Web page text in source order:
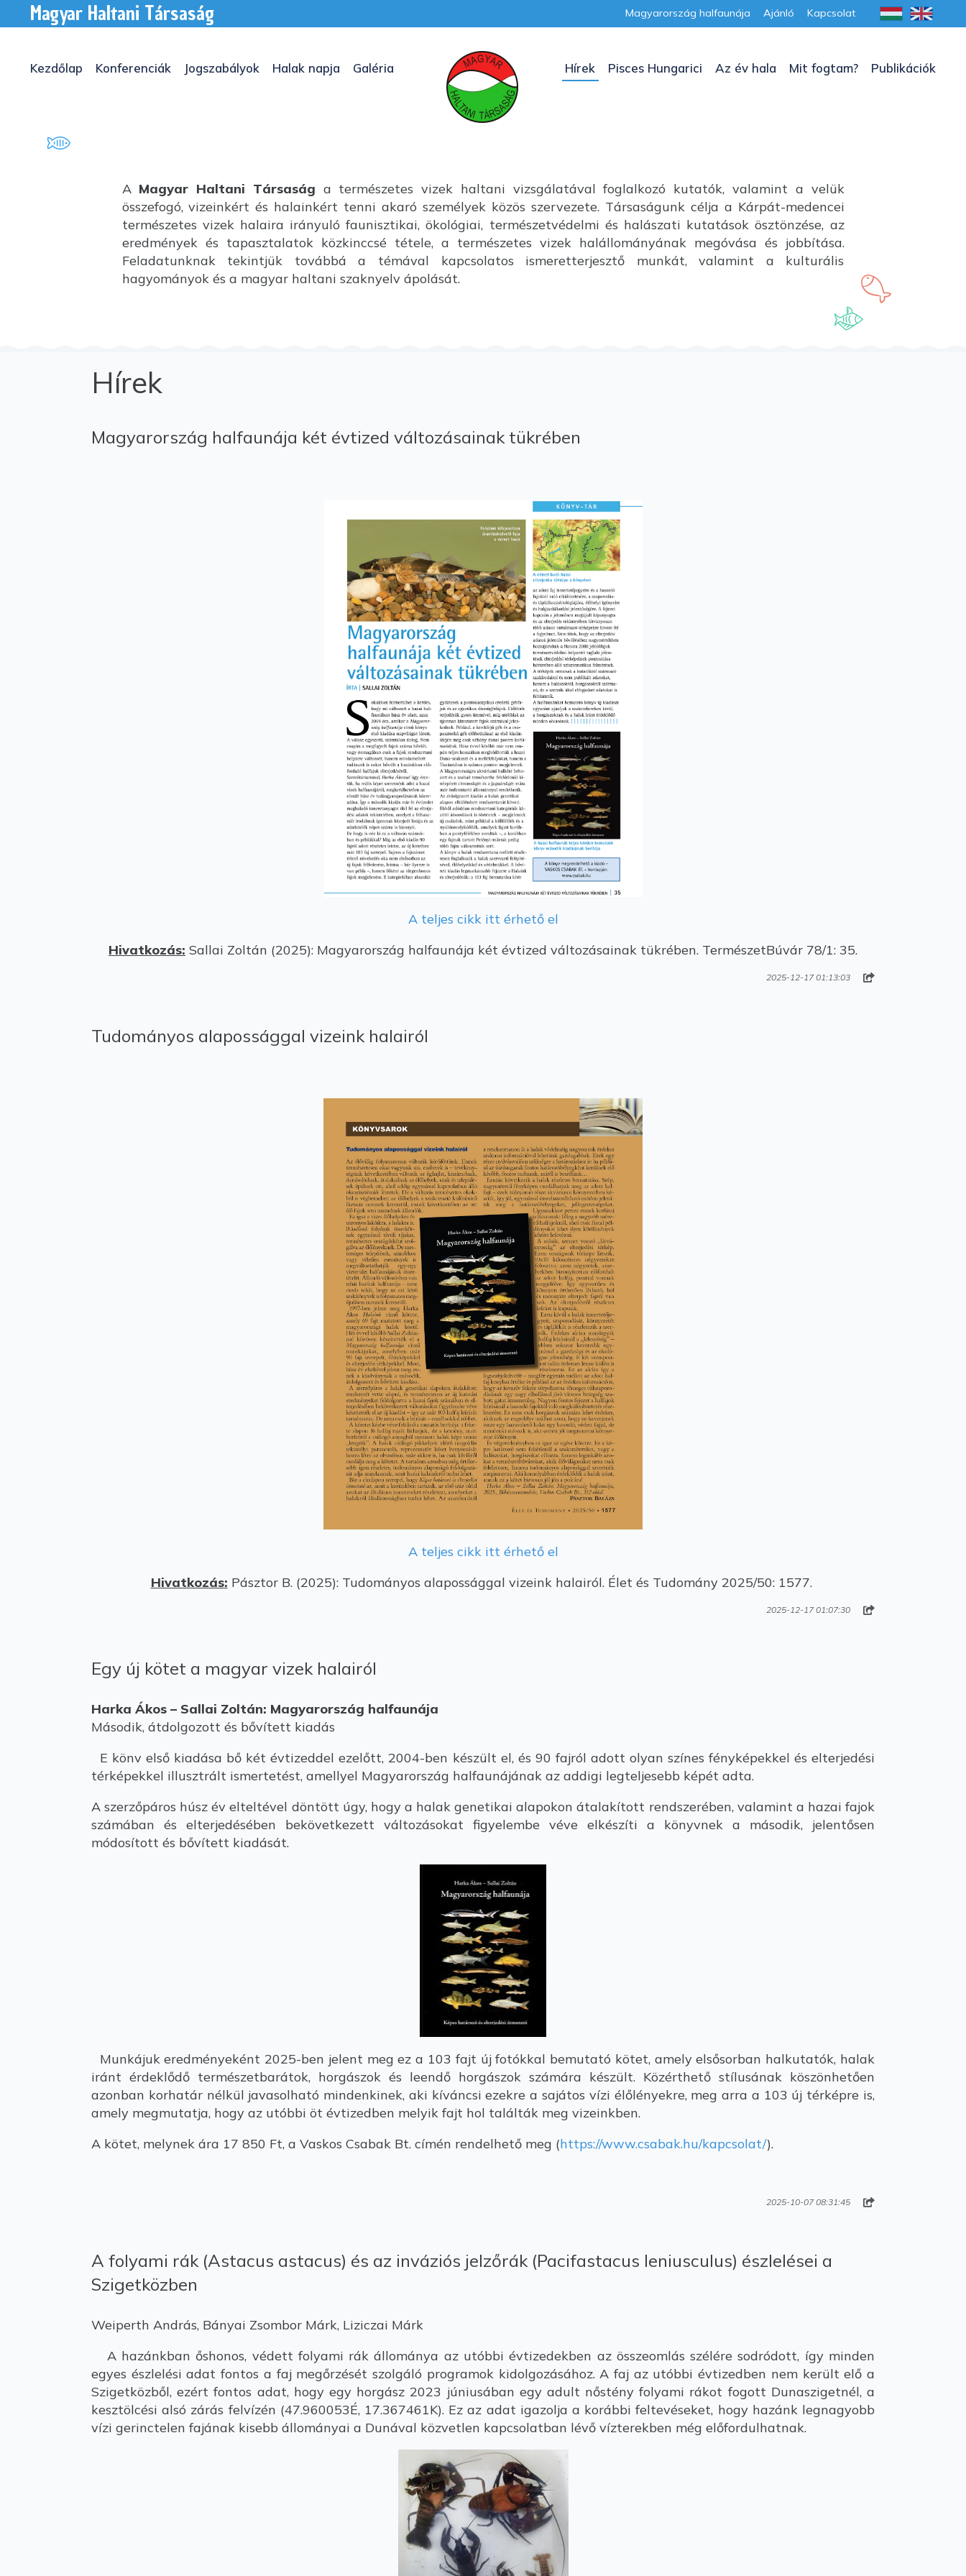
Magyar Haltani Társaság Magyarország halfaunája Ajánló Kapcsolat
Kezdőlap Konferenciák Jogszabályok Halak napja Galéria Hírek Pisces Hungarici Az év hala Mit fogtam? Publikációk
A Magyar Haltani Társaság a természetes vizek haltani vizsgálatával foglalkozó kutatók, valamint a velük
összefogó, vizeinkért és halainkért tenni akaró személyek közös szervezete. Társaságunk célja a Kárpát-medencei
természetes vizek halaira irányuló faunisztikai, ökológiai, természetvédelmi és halászati kutatások ösztönzése, az
eredmények és tapasztalatok közkinccsé tétele, a természetes vizek halállományának megóvása és jobbítása.
Feladatunknak tekintjük továbbá a témával kapcsolatos ismeretterjesztő munkát, valamint a kulturális
hagyományok és a magyar haltani szaknyelv ápolását.
Hírek
Magyarország halfaunája két évtized változásainak tükrében
A teljes cikk itt érhető el
Hivatkozás: Sallai Zoltán (2025): Magyarország halfaunája két évtized változásainak tükrében. TermészetBúvár 78/1: 35.
2025-12-17 01:13:03
Tudományos alapossággal vizeink halairól
A teljes cikk itt érhető el
Hivatkozás: Pásztor B. (2025): Tudományos alapossággal vizeink halairól. Élet és Tudomány 2025/50: 1577.
2025-12-17 01:07:30
Egy új kötet a magyar vizek halairól
Harka Ákos – Sallai Zoltán: Magyarország halfaunája
Második, átdolgozott és bővített kiadás
E könv első kiadása bő két évtizeddel ezelőtt, 2004-ben készült el, és 90 fajról adott olyan színes fényképekkel és elterjedési
térképekkel illusztrált ismertetést, amellyel Magyarország halfaunájának az addigi legteljesebb képét adta.
A szerzőpáros húsz év elteltével döntött úgy, hogy a halak genetikai alapokon átalakított rendszerében, valamint a hazai fajok
számában és elterjedésében bekövetkezett változásokat figyelembe véve elkészíti a könyvnek a második, jelentősen
módosított és bővített kiadását.
Munkájuk eredményeként 2025-ben jelent meg ez a 103 fajt új fotókkal bemutató kötet, amely elsősorban halkutatók, halak
iránt érdeklődő természetbarátok, horgászok és leendő horgászok számára készült. Közérthető stílusának köszönhetően
azonban korhatár nélkül javasolható mindenkinek, aki kíváncsi ezekre a sajátos vízi élőlényekre, meg arra a 103 új térképre is,
amely megmutatja, hogy az utóbbi öt évtizedben melyik fajt hol találták meg vizeinkben.
A kötet, melynek ára 17 850 Ft, a Vaskos Csabak Bt. címén rendelhető meg (https://www.csabak.hu/kapcsolat/).
2025-10-07 08:31:45
A folyami rák (Astacus astacus) és az inváziós jelzőrák (Pacifastacus leniusculus) észlelései a
Szigetközben
Weiperth András, Bányai Zsombor Márk, Liziczai Márk
A hazánkban őshonos, védett folyami rák állománya az utóbbi évtizedekben az összeomlás szélére sodródott, így minden
egyes észlelési adat fontos a faj megőrzését szolgáló programok kidolgozásához. A faj az utóbbi évtizedben nem került elő a
Szigetközből, ezért fontos adat, hogy egy horgász 2023 júniusában egy adult nőstény folyami rákot fogott Dunaszigetnél, a
kesztölcési alsó zárás felvízén (47.960053É, 17.367461K). Ez az adat igazolja a korábbi feltevéseket, hogy hazánk legnagyobb
vízi gerinctelen fajának kisebb állományai a Dunával közvetlen kapcsolatban lévő vízterekben még előfordulhatnak.